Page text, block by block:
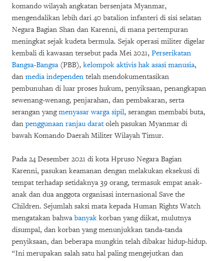
komando wilayah angkatan bersenjata Myanmar,
mengendalikan lebih dari 40 batalion infanteri di sisi selatan
Negara Bagian Shan dan Karenni, di mana pertempuran
meningkat sejak kudeta bermula. Sejak operasi militer digelar
kembali di kawasan tersebut pada Mei 2021, Perserikatan
Bangsa-Bangsa (PBB), kelompok aktivis hak asasi manusia,
dan media independen telah mendokumentasikan
pembunuhan di luar proses hukum, penyiksaan, penangkapan
sewenang-wenang, penjarahan, dan pembakaran, serta
serangan yangmenyasar warga sipil, serangan membabi buta,
dan penggunaan ranjau daratoleh pasukan Myanmar di
bawah Komando Daerah Militer Wilayah Timur.
Pada 24 Desember 2021 di kota Hpruso Negara Bagian
Karenni, pasukan keamanan dengan melakukan eksekusi di
tempat terhadap setidaknya 39 orang, termasuk empat anak-
anak dan dua anggota organisasi internasional Save the
Children. Sejumlah saksi mata kepada Human Rights Watch
mengatakan bahwa banyak korban yang diikat, mulutnya
disumpal, dan korban yang menunjukkan tanda-tanda
penyiksaan, dan beberapa mungkin telah dibakar hidup-hidup.
“Ini merupakan salah satu hal paling mengejutkan dan